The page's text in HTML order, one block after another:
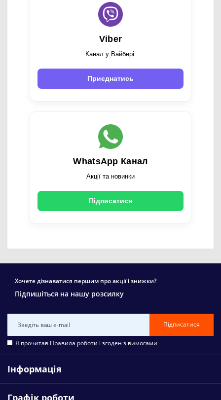
Viber
Канал у Вайбері.
Приєднатись
WhatsApp Канал
Акції та новинки
Підписатися
Хочете дізнаватися першим про акції і знижки?
Підпишіться на нашу розсилку
Підписатися
Я прочитав Правила роботи і згоден з вимогами
Інформація
Графік роботи